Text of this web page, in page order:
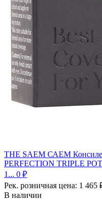
THE SAEM САЕМ
PERFECTION TRIPLE
1... 0 ₽
Рек. розничная цена: 1 465
В наличии